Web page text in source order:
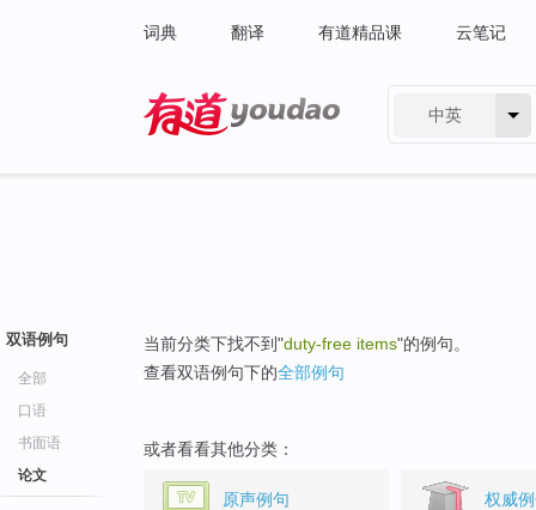
词典 翻译 有道精品课 云笔记
中英
双语例句
全部
口语
书面语
论文
当前分类下找不到"duty-free items"的例句。
查看双语例句下的全部例句
或者看看其他分类：
原声例句 权威